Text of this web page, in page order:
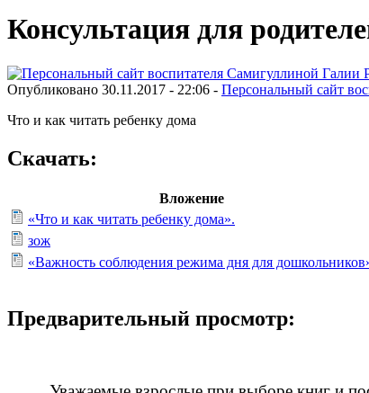
Консультация для
Опубликовано 30.11.2017 - 22:06 - Персональный сайт
Что и как читать ребенку дома
Скачать:
Вложение
«Что и как читать ребенку дома».
зож
«Важность соблюдения режима дня для
Предварительный просмотр: